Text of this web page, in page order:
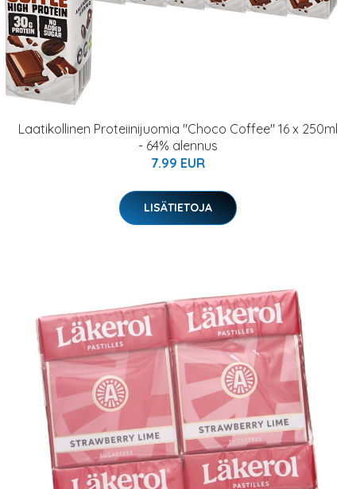
Laatikollinen Proteiinijuomia "Choco Coffee" 16 x 250ml
- 64% alennus
7.99 EUR
LISÄTIETOJA